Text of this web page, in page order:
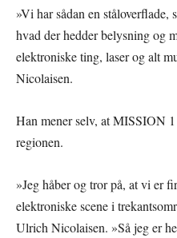
»Vi har sådan en
hvad der hedder belysning og
elektroniske ting, laser og alt
Nicolaisen.
Han mener selv, at MISSION
regionen.
»Jeg håber og tror på, at vi er
elektroniske scene i
Ulrich Nicolaisen. »Så jeg er